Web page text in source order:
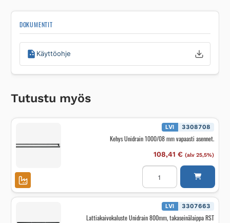
DOKUMENTIT
Käyttöohje
Tutustu myös
LVI 3308708
Kehys Unidrain 1000/08 mm vapaasti asennet.
108,41 € (alv 25,5%)
Kehys
Unidrain
1000/08
mm
vapaasti
asennet.
määrä
LVI 3307663
Lattiakaivokaluste Unidrain 800mm, takaseinälaippa RST